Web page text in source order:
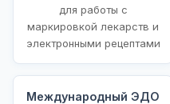
для работы с
маркировкой лекарств и
электронными рецептами
Международный ЭДО